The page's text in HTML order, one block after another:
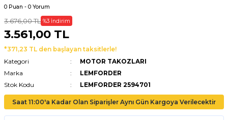
0 Puan - 0 Yorum
3.676,00 TL %3 İndirim
3.561,00 TL
*371,23 TL den başlayan taksitlerle!
Kategori
MOTOR TAKOZLARI
Marka
LEMFORDER
Stok Kodu
LEMFORDER 2594701
Saat 11:00'a Kadar Olan Siparişler Aynı Gün Kargoya Verilecektir